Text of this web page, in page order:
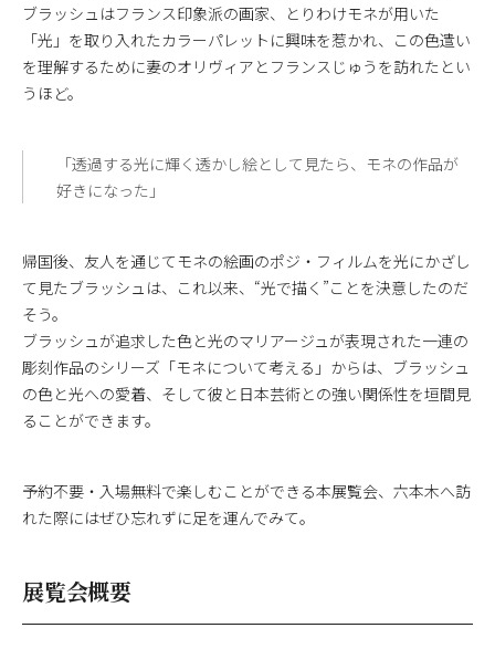
ブラッシュはフランス印象派の画家、とりわけモネが用いた
「光」を取り入れたカラーパレットに興味を惹かれ、この色遣い
を理解するために妻のオリヴィアとフランスじゅうを訪れたとい
うほど。
「透過する光に輝く透かし絵として見たら、モネの作品が
好きになった」
帰国後、友人を通じてモネの絵画のポジ・フィルムを光にかざし
て見たブラッシュは、これ以来、“光で描く”ことを決意したのだ
そう。
ブラッシュが追求した色と光のマリアージュが表現された一連の
彫刻作品のシリーズ「モネについて考える」からは、ブラッシュ
の色と光への愛着、そして彼と日本芸術との強い関係性を垣間見
ることができます。
予約不要・入場無料で楽しむことができる本展覧会、六本木へ訪
れた際にはぜひ忘れずに足を運んでみて。
展覧会概要